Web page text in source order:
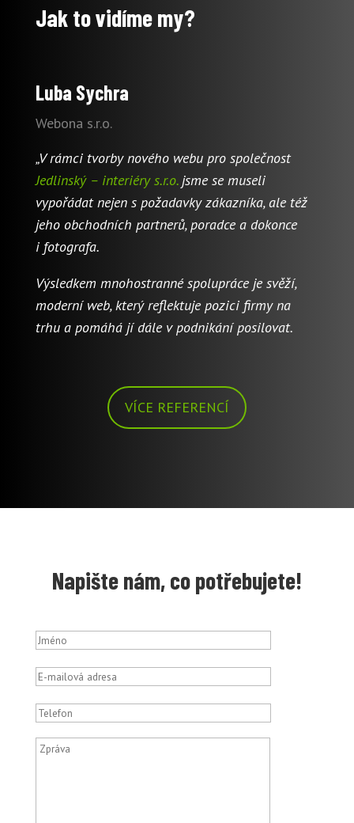
Jak to vidíme my?
Luba Sychra
Webona s.r.o.
„V rámci tvorby nového webu pro společnost
Jedlinský – interiéry s.r.o.jsme se museli
vypořádat nejen s požadavky zákazníka, ale též
jeho obchodních partnerů, poradce a dokonce
i fotografa.
Výsledkem mnohostranné spolupráce je svěží,
moderní web, který reflektuje pozici firmy na
trhu a pomáhá jí dále v podnikání posilovat.
VÍCE REFERENCÍ
Napište nám, co potřebujete!